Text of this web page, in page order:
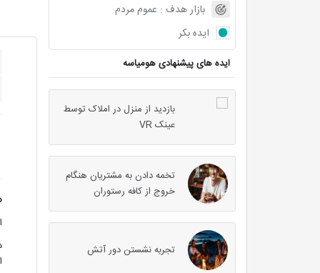
بازار هدف : عموم مردم
ایده بکر
ایده های پیشنهادی هومیاسه
بازدید از منزل در املاک توسط
عینک VR
تخمه دادن به مشتریان هنگام
خروج از کافه رستوران
تجربه نشستن دور آتش